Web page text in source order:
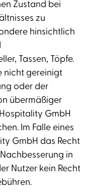
Zustand bei
zu
hinsichtlich
Tassen, Töpfe.
nicht gereinigt
oder der
übermäßiger
GmbH
Im Falle eines
GmbH das Recht
in
Nutzer kein Recht